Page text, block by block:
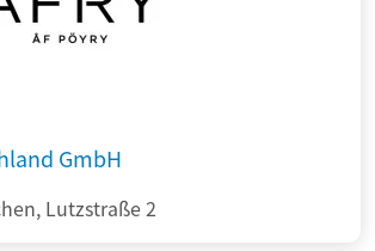
GmbH
Lutzstraße 2